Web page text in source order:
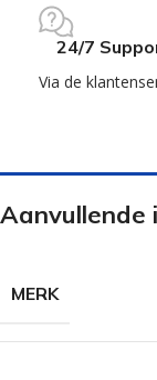
24/7
Via de
Aanvullende
MERK